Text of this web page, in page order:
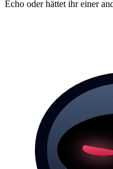
Echo oder hättet ihr einer